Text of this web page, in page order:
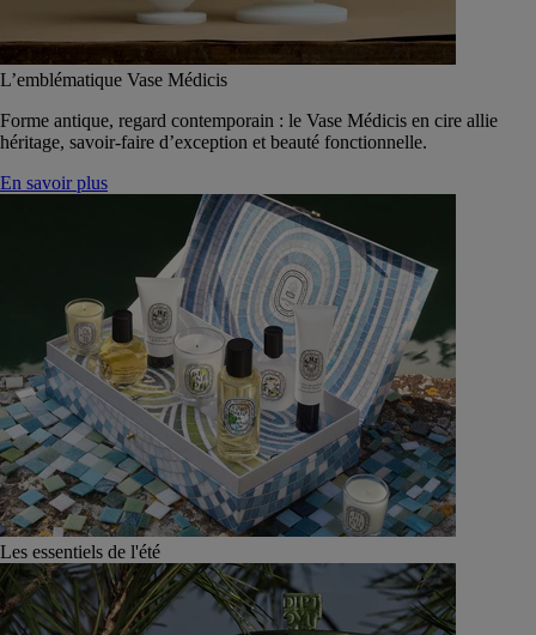
L’emblématique Vase Médicis
Forme antique, regard contemporain : le Vase Médicis en cire allie
héritage, savoir-faire d’exception et beauté fonctionnelle.
En savoir plus
Les essentiels de l'été